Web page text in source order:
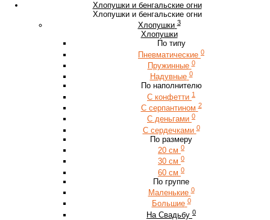
Хлопушки и бенгальские огни
Хлопушки и бенгальские огни
Хлопушки 3
Хлопушки
По типу
Пневматические 0
Пружинные 0
Надувные 0
По наполнителю
С конфетти 1
С серпантином 2
С деньгами 0
С сердечками 0
По размеру
20 см 0
30 см 0
60 см 0
По группе
Маленькие 0
Большие 0
На Свадьбу 0